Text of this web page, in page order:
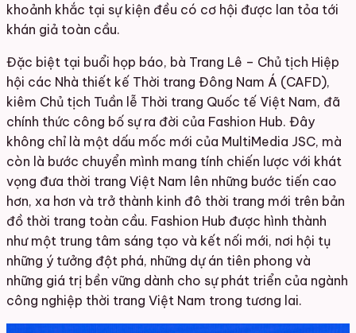
khoảnh khắc tại sự kiện đều có cơ hội được lan tỏa tới
khán giả toàn cầu.
Đặc biệt tại buổi họp báo, bà Trang Lê – Chủ tịch Hiệp
hội các Nhà thiết kế Thời trang Đông Nam Á (CAFD),
kiêm Chủ tịch Tuần lễ Thời trang Quốc tế Việt Nam, đã
chính thức công bố sự ra đời của Fashion Hub. Đây
không chỉ là một dấu mốc mới của MultiMedia JSC, mà
còn là bước chuyển mình mang tính chiến lược với khát
vọng đưa thời trang Việt Nam lên những bước tiến cao
hơn, xa hơn và trở thành kinh đô thời trang mới trên bản
đồ thời trang toàn cầu. Fashion Hub được hình thành
như một trung tâm sáng tạo và kết nối mới, nơi hội tụ
những ý tưởng đột phá, những dự án tiên phong và
những giá trị bền vững dành cho sự phát triển của ngành
công nghiệp thời trang Việt Nam trong tương lai.